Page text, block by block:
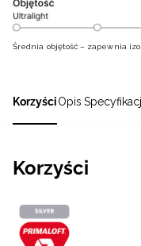
KorzyściOpis
Korzyści
Średnia objętość – zapewnia